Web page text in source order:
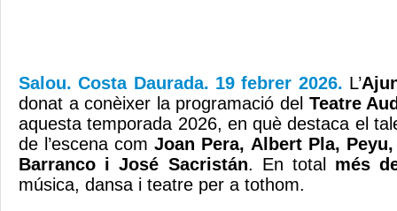
Salou. Costa Daurada. 19 febrer 2026. L’
donat a conèixer la programació del Teatre
aquesta temporada 2026, en què destaca el
de l’escena comJoan Pera, Albert Pla,
Barranco i José Sacristán. En total més
música, dansa i teatre per a tothom.